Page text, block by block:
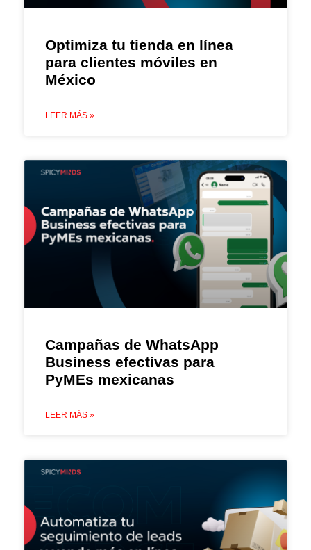
Optimiza tu tienda en línea
para clientes móviles en
México
LEER MÁS »
Campañas de WhatsApp
Business efectivas para
PyMEs mexicanas
LEER MÁS »